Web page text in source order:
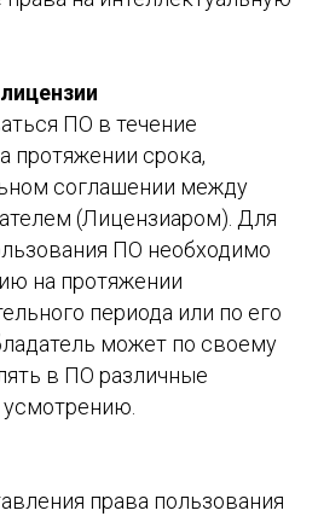
ПО в течение
протяжении срока,
соглашении между
(Лицензиаром). Для
ПО необходимо
на протяжении
периода или по его
может по своему
в ПО различные
права пользования